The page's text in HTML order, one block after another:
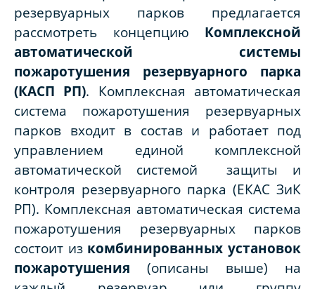
резервуарных парков предлагается
рассмотреть концепцию Комплексной
автоматической системы
пожаротушения резервуарного парка
(КАСП РП). Комплексная автоматическая
система пожаротушения резервуарных
парков входит в состав и работает под
управлением единой комплексной
автоматической системой защиты и
контроля резервуарного парка (ЕКАС ЗиК
РП). Комплексная автоматическая система
пожаротушения резервуарных парков
состоит из комбинированных установок
пожаротушения (описаны выше) на